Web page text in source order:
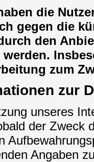
die
gegen die
den
werden.
zum
zur
unseres
der Zweck
Angaben